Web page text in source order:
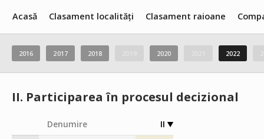
Acasă Clasament localități Clasament raioane
2016 2017 2018 2020 2022
II. Participarea în procesul decizional
Denumire II